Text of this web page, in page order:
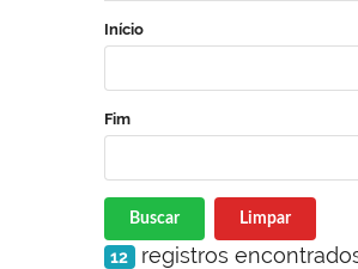
Início
Fim
Buscar Limpar
12 registros